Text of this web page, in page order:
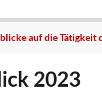
auf die Tätigkeit
2023